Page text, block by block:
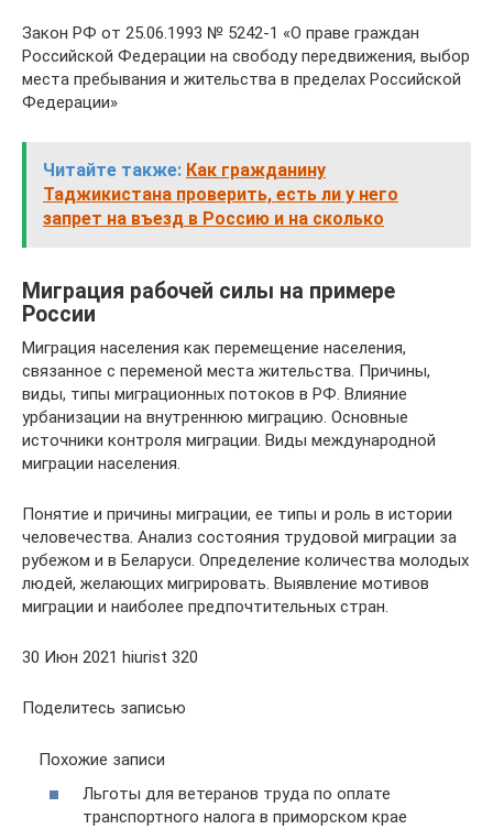
Закон РФ от 25.06.1993 № 5242-1 «О праве граждан
Российской Федерации на свободу передвижения, выбор
места пребывания и жительства в пределах Российской
Федерации»
Читайте также: Как гражданину
Таджикистана проверить, есть ли у него
запрет на въезд в Россию и на сколько
Миграция рабочей силы на примере
России
Миграция населения как перемещение населения,
связанное с переменой места жительства. Причины,
виды, типы миграционных потоков в РФ. Влияние
урбанизации на внутреннюю миграцию. Основные
источники контроля миграции. Виды международной
миграции населения.
Понятие и причины миграции, ее типы и роль в истории
человечества. Анализ состояния трудовой миграции за
рубежом и в Беларуси. Определение количества молодых
людей, желающих мигрировать. Выявление мотивов
миграции и наиболее предпочтительных стран.
30 Июн 2021 hiurist 320
Поделитесь записью
Похожие записи
Льготы для ветеранов труда по оплате
транспортного налога в приморском крае